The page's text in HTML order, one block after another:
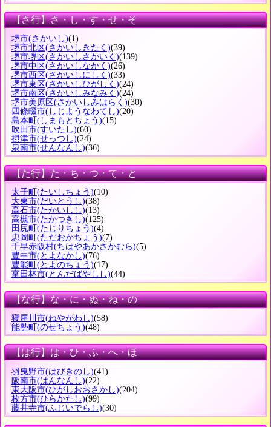
【さ行】さ・し・す・せ・そ
堺市(さかいし)(1)
堺市北区(さかいしきたく)(39)
堺市堺区(さかいしさかいく)(139)
堺市中区(さかいしなかく)(26)
堺市西区(さかいしにしく)(33)
堺市東区(さかいしひがしく)(24)
堺市南区(さかいしみなみく)(24)
堺市美原区(さかいしみはらく)(30)
四條畷市(しじようなわてし)(20)
島本町 (しまもとちょう)(15)
吹田市(すいたし)(60)
摂津市(せっつし)(24)
泉南市(せんなんし)(36)
【た行】た・ち・つ・て・と
太子町 (たいしちょう)(10)
大東市(だいとうし)(38)
高石市(たかいしし)(13)
高槻市(たかつきし)(125)
田尻町 (たじりちょう)(4)
忠岡町 (ただおかちょう)(7)
千早赤阪村(ちはやあかさかむら)(5)
豊中市(とよなかし)(76)
豊能町 (とよのちょう)(17)
富田林市(とんだばやしし)(44)
【な行】な・に・ぬ・ね・の
寝屋川市(ねやがわし)(58)
能勢町 (のせちょう)(48)
【は行】は・ひ・ふ・へ・ほ
羽曳野市(はびきのし)(41)
阪南市(はんなんし)(22)
東大阪市(ひがしおおさかし)(204)
枚方市(ひらかたし)(99)
藤井寺市(ふじいでらし)(30)